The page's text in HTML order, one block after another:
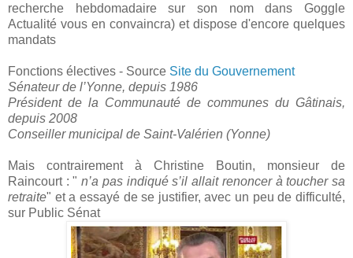
recherche hebdomadaire sur son nom dans Goggle
Actualité vous en convaincra) et dispose d'encore quelques
mandats
Fonctions électives - Source Site du Gouvernement
Sénateur de l’Yonne, depuis 1986
Président de la Communauté de communes du Gâtinais,
depuis 2008
Conseiller municipal de Saint-Valérien (Yonne)
Mais contrairement à Christine Boutin, monsieur de
Raincourt : "n’a pas indiqué s’il allait renoncer à toucher sa
retraite" et a essayé de se justifier, avec un peu de difficulté,
sur Public Sénat